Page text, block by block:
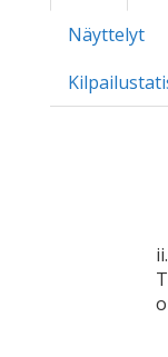
Näyttelyt
ii.